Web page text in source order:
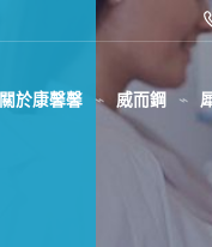
關於康馨馨 威而鋼